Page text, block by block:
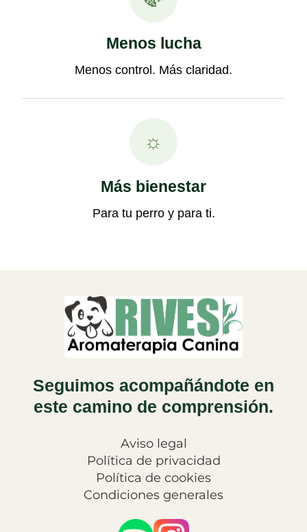
Menos lucha
Menos control. Más claridad.
☼
Más bienestar
Para tu perro y para ti.
Seguimos acompañándote en
este camino de comprensión.
Aviso legal
Política de privacidad
Política de cookies
Condiciones generales